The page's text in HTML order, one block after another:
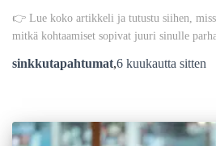
👉 Lue koko artikkeli ja tutustu siihen,
mitkä kohtaamiset sopivat juuri sinulle
sinkkutapahtumat,6 kuukautta sitten